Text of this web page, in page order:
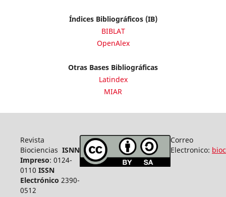
Índices Bibliográficos (IB)
BIBLAT
OpenAlex
Otras Bases Bibliográficas
Latindex
MIAR
Revista
Biociencias ISNN
Impreso: 0124-
0110 ISSN
Electrónico 2390-
0512
Correo
Electronico: